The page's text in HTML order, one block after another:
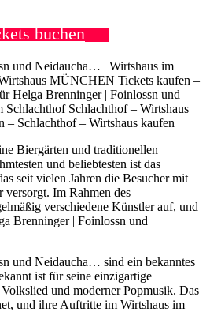
buchen
und Neidaucha… | Wirtshaus im
MÜNCHEN Tickets kaufen –
Helga Brenninger | Foinlossn und
Schlachthof – Wirtshaus
Schlachthof – Wirtshaus kaufen
Biergärten und traditionellen
und beliebtesten ist das
seit vielen Jahren die Besucher mit
Im Rahmen des
verschiedene Künstler auf, und
Brenninger | Foinlossn und
und Neidaucha… sind ein bekanntes
ist für seine einzigartige
und moderner Popmusik. Das
und ihre Auftritte im Wirtshaus im